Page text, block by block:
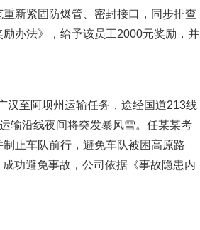
新紧固防爆管、密封接口，同步排查
办法》，给予该员工2000元奖励，并
至阿坝州运输任务，途经国道213线
输沿线夜间将突发暴风雪。任某某考
止车队前行，避免车队被困高原路
功避免事故，公司依据《事故隐患内